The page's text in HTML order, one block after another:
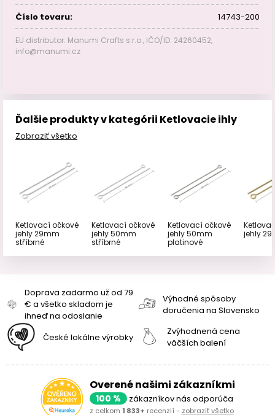
Číslo tovaru: 14743-200
EU distributor: Manumi Crafts s.r.o., IČO/ID: 24260452,
info@manumi.cz
Ďalšie produkty v kategórii Ketlovacie ihly
Zobraziť všetko
Ketlovací očkové
jehly 29mm
stříbrné
Ketlovací očkové
jehly 50mm
stříbrné
Ketlovací očkové
jehly 50mm
platinové
jehly
Doprava zadarmo už od 79
€ a všetko skladom je
ihneď na odoslanie
Výhodné spôsoby
doručenia na Slovensko
České lokálne výrobky
Zvýhodnená cena
väčších balení
Overené našimi zákazníkmi
100 % zákazníkov nás odporúča
z celkom 1 833+ recenzií - zobraziť všetko